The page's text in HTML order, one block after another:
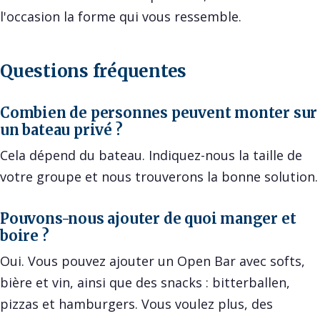
l'occasion la forme qui vous ressemble.
Questions fréquentes
Combien de personnes peuvent monter sur
un bateau privé ?
Cela dépend du bateau. Indiquez-nous la taille de
votre groupe et nous trouverons la bonne solution.
Pouvons-nous ajouter de quoi manger et
boire ?
Oui. Vous pouvez ajouter un Open Bar avec softs,
bière et vin, ainsi que des snacks : bitterballen,
pizzas et hamburgers. Vous voulez plus, des